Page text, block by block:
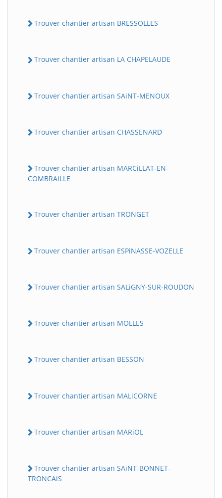
Trouver chantier artisan BRESSOLLES
Trouver chantier artisan LA CHAPELAUDE
Trouver chantier artisan SAiNT-MENOUX
Trouver chantier artisan CHASSENARD
Trouver chantier artisan MARCiLLAT-EN-
COMBRAiLLE
Trouver chantier artisan TRONGET
Trouver chantier artisan ESPiNASSE-VOZELLE
Trouver chantier artisan SALiGNY-SUR-ROUDON
Trouver chantier artisan MOLLES
Trouver chantier artisan BESSON
Trouver chantier artisan MALiCORNE
Trouver chantier artisan MARiOL
Trouver chantier artisan SAiNT-BONNET-
TRONCAiS